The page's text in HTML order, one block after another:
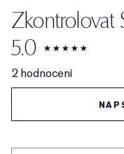
Zkontrolovat
5.0
2 hodnocení